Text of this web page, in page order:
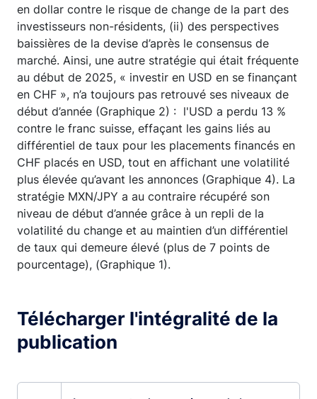
en dollar contre le risque de change de la part des
investisseurs non-résidents, (ii) des perspectives
baissières de la devise d’après le consensus de
marché. Ainsi, une autre stratégie qui était fréquente
au début de 2025, « investir en USD en se finançant
en CHF », n’a toujours pas retrouvé ses niveaux de
début d’année (Graphique 2) : l'USD a perdu 13 %
contre le franc suisse, effaçant les gains liés au
différentiel de taux pour les placements financés en
CHF placés en USD, tout en affichant une volatilité
plus élevée qu’avant les annonces (Graphique 4). La
stratégie MXN/JPY a au contraire récupéré son
niveau de début d’année grâce à un repli de la
volatilité du change et au maintien d’un différentiel
de taux qui demeure élevé (plus de 7 points de
pourcentage), (Graphique 1).
Télécharger l'intégralité de la
publication